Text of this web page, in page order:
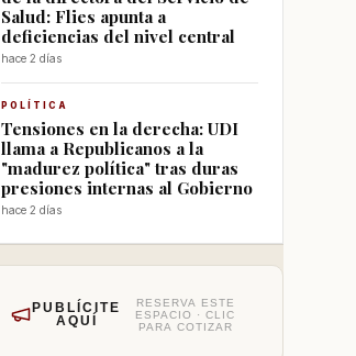
Salud: Flies apunta a
deficiencias del nivel central
hace 2 días
POLÍTICA
Tensiones en la derecha: UDI
llama a Republicanos a la
"madurez política" tras duras
presiones internas al Gobierno
hace 2 días
PUBLÍCITE
AQUÍ
RESERVA ESTE
ESPACIO · CLIC
PARA COTIZAR